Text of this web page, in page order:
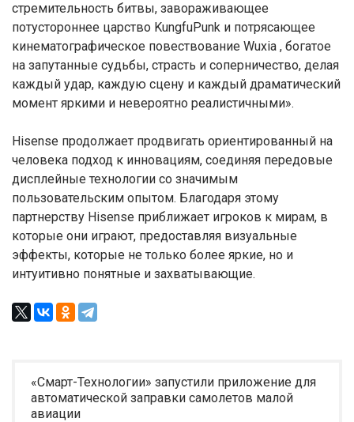
стремительность битвы, завораживающее
потустороннее царство KungfuPunk и потрясающее
кинематографическое повествование Wuxia , богатое
на запутанные судьбы, страсть и соперничество, делая
каждый удар, каждую сцену и каждый драматический
момент яркими и невероятно реалистичными».
Hisense продолжает продвигать ориентированный на
человека подход к инновациям, соединяя передовые
дисплейные технологии со значимым
пользовательским опытом. Благодаря этому
партнерству Hisense приближает игроков к мирам, в
которые они играют, предоставляя визуальные
эффекты, которые не только более яркие, но и
интуитивно понятные и захватывающие.
«Смарт-Технологии» запустили приложение для
автоматической заправки самолетов малой
авиации